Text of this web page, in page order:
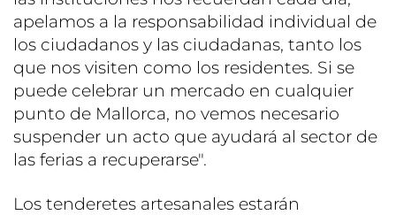
apelamos a la responsabilidad individual de
los ciudadanos y las ciudadanas, tanto los
que nos visiten como los residentes. Si se
puede celebrar un mercado en cualquier
punto de Mallorca, no vemos necesario
suspender un acto que ayudará al sector de
las ferias a recuperarse".
Los tenderetes artesanales estarán